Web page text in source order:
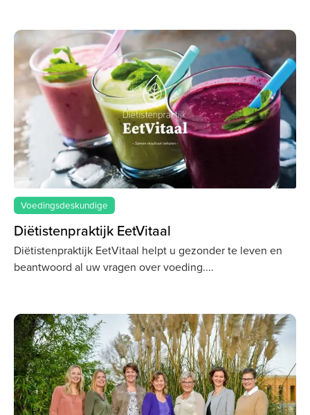
Voedingsdeskundige
Diëtistenpraktijk EetVitaal
Diëtistenpraktijk EetVitaal helpt u gezonder te leven en
beantwoord al uw vragen over voeding.